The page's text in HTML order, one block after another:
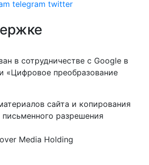
telegram twitter
в сотрудничестве с Google в
«Цифровое преобразование
сайта и копирования
разрешения
Media Holding